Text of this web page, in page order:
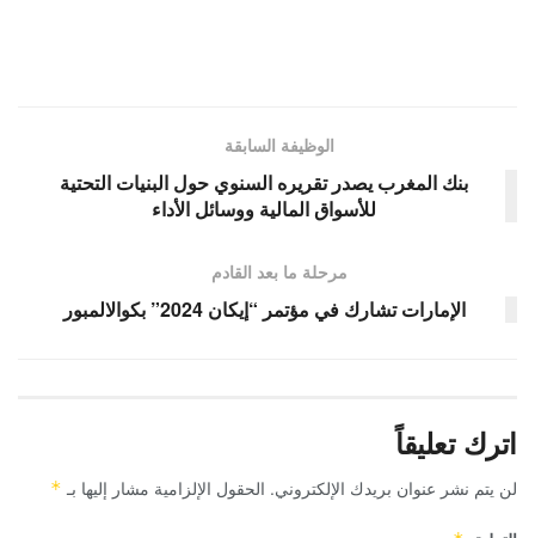
الوظيفة السابقة
بنك المغرب يصدر تقريره السنوي حول البنيات التحتية
للأسواق المالية ووسائل الأداء
مرحلة ما بعد القادم
الإمارات تشارك في مؤتمر “إيكان 2024” بكوالالمبور
اترك تعليقاً
لن يتم نشر عنوان بريدك الإلكتروني. الحقول الإلزامية مشار إليها بـ *